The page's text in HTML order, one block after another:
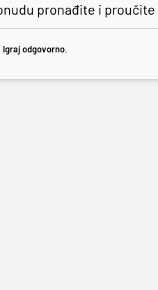
pronađite i proučite
odgovorno.